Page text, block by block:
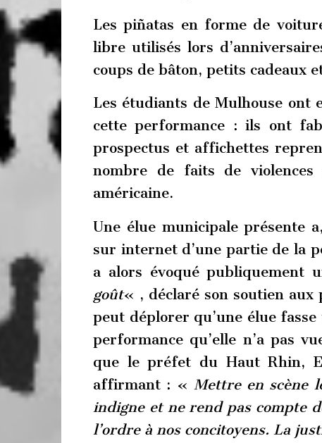
Les piñatas en forme de
libre utilisés lors
coups de bâton, petits cadeaux
Les étudiants de Mulhouse ont
cette performance : ils ont
prospectus et affichettes
nombre de faits de
américaine.
Une élue municipale présente
sur internet d’une partie de la
a alors évoqué publiquement
goût« , déclaré son soutien aux
peut déplorer qu’une élue
performance qu’elle n’a pas
que le préfet du Haut Rhin,
affirmant : « Mettre en scène
indigne et ne rend pas compte
l’ordre à nos concitoyens. La